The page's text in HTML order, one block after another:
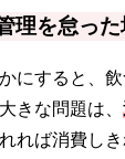
理を怠っ
にすると、
きな問題は、
れば消費し